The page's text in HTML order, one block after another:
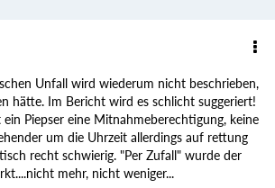
Unfall wird wiederum nicht beschrieben,
hätte. Im Bericht wird es schlicht suggeriert!
Piepser eine Mitnahmeberechtigung, keine
um die Uhrzeit allerdings auf rettung
recht schwierig. "Per Zufall" wurde der
mehr, nicht weniger...